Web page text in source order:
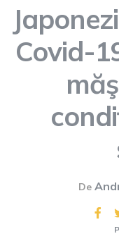
Covid-
De